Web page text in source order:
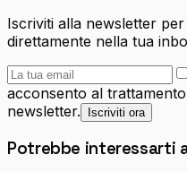
Iscriviti alla newsletter
direttamente nella tua
acconsento al
newsletter.
Iscriviti ora
Potrebbe interessarti